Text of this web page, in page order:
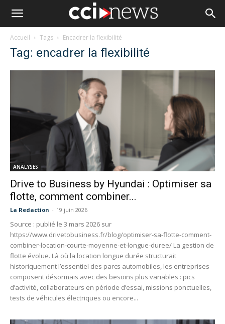
Accueil Tags Encadrer la flexibilité
Tag: encadrer la flexibilité
ANALYSES
Drive to Business by Hyundai : Optimiser sa
flotte, comment combiner...
La Redaction - 19 juin 2026
Source : publié le 3 mars 2026 sur
https://www.drivetobusiness.fr/blog/optimiser-sa-flotte-comment-
combiner-location-courte-moyenne-et-longue-duree/ La gestion de
flotte évolue. Là où la location longue durée structurait
historiquement l’essentiel des parcs automobiles, les entreprises
composent désormais avec des besoins plus variables : pics
d’activité, collaborateurs en période d’essai, missions ponctuelles,
tests de véhicules électriques ou encore...